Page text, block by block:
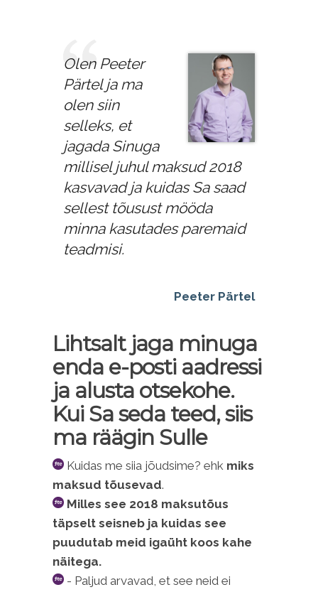
Olen Peeter
Pärtel ja ma
olen siin
selleks, et
jagada Sinuga
millisel juhul maksud 2018
kasvavad ja kuidas Sa saad
sellest tõusust mööda
minna kasutades paremaid
teadmisi.
Peeter Pärtel
Lihtsalt jaga minuga
enda e-posti aadressi
ja alusta otsekohe.
Kui Sa seda teed, siis
ma räägin Sulle
Kuidas me siia jõudsime? ehk miks
maksud tõusevad.
Milles see 2018 maksutõus
täpselt seisneb ja kuidas see
puudutab meid igaüht koos kahe
näitega.
- Paljud arvavad, et see neid ei